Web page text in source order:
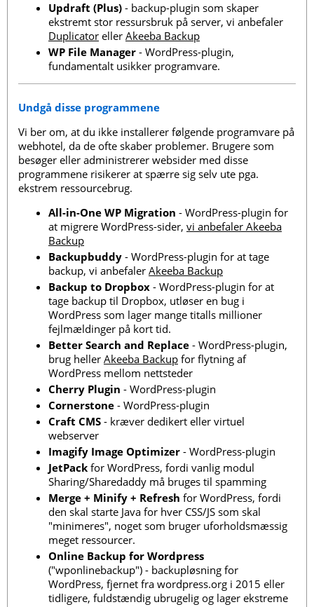
Updraft (Plus) - backup-plugin som skaper
ekstremt stor ressursbruk på server, vi anbefaler
Duplicator eller Akeeba Backup
WP File Manager - WordPress-plugin,
fundamentalt usikker programvare.
Undgå disse programmene
Vi ber om, at du ikke installerer følgende programvare på
webhotel, da de ofte skaber problemer. Brugere som
besøger eller administrerer websider med disse
programmene risikerer at spærre sig selv ute pga.
ekstrem ressourcebrug.
All-in-One WP Migration - WordPress-plugin for
at migrere WordPress-sider, vi anbefaler Akeeba
Backup
Backupbuddy - WordPress-plugin for at tage
backup, vi anbefaler Akeeba Backup
Backup to Dropbox - WordPress-plugin for at
tage backup til Dropbox, utløser en bug i
WordPress som lager mange titalls millioner
fejlmældinger på kort tid.
Better Search and Replace - WordPress-plugin,
brug heller Akeeba Backup for flytning af
WordPress mellom nettsteder
Cherry Plugin - WordPress-plugin
Cornerstone - WordPress-plugin
Craft CMS - kræver dedikert eller virtuel
webserver
Imagify Image Optimizer - WordPress-plugin
JetPack for WordPress, fordi vanlig modul
Sharing/Sharedaddy må bruges til spamming
Merge + Minify + Refresh for WordPress, fordi
den skal starte Java for hver CSS/JS som skal
"minimeres", noget som bruger uforholdsmæssig
meget ressourcer.
Online Backup for Wordpress
("wponlinebackup") - backupløsning for
WordPress, fjernet fra wordpress.org i 2015 eller
tidligere, fuldstændig ubrugelig og lager ekstreme